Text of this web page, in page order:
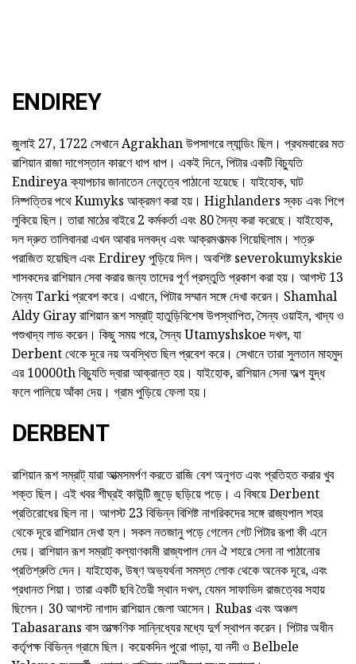
ENDIREY
জুলাই 27, 1722 সেখানে Agrakhan উপসাগরে ল্যান্ডিং ছিল। প্রথমবারের মত
রাশিয়ান রাজা দাগেস্তান কারণে ধাপ ধাপ। একই দিনে, পিটার একটি বিচু্যতি
Endireya ক্যাপচার জানাতেন নেতৃত্বে পাঠানো হয়েছে। যাইহোক, ঘাট
নিষ্পত্তির পথে Kumyks আক্রমণ করা হয়। Highlanders স্কচ এবং পিপে
লুকিয়ে ছিল। তারা মাঠের বাইরে 2 কর্মকর্তা এবং 80 সৈন্য করা করেছে। যাইহোক,
দল দ্রুত তালিবানরা এখন আবার দলবদ্ধ এবং আক্রমণাত্মক গিয়েছিলাম। শত্রু
পরাজিত হয়েছিল এবং Erdirey পুড়িয়ে দিল। অবশিষ্ট severokumykskie
শাসকদের রাশিয়ান সেবা করার জন্য তাদের পূর্ণ প্রস্তুতি প্রকাশ করা হয়। আগস্ট 13
সৈন্য Tarki প্রবেশ করে। এখানে, পিটার সম্মান সঙ্গে দেখা করেন। Shamhal
Aldy Giray রাশিয়ান রূশ সম্রাট্ হাতুড়িবিশেষ উপস্থাপিত, সৈন্য ওয়াইন, খাদ্য ও
পশুখাদ্য লাভ করেন। কিছু সময় পরে, সৈন্য Utamyshskoe দখল, যা
Derbent থেকে দূরে নয় অবস্থিত ছিল প্রবেশ করে। সেখানে তারা সুলতান মাহমুদ
এর 10000th বিচু্যতি দ্বারা আক্রান্ত হয়। যাইহোক, রাশিয়ান সেনা অল্প যুদ্ধ
ফলে পালিয়ে আঁকা দেয়। গ্রাম পুড়িয়ে ফেলা হয়।
DERBENT
রাশিয়ান রূশ সম্রাট্ যারা আত্মসমর্পণ করতে রাজি বেশ অনুগত এবং প্রতিহত করার খুব
শক্ত ছিল। এই খবর শীঘ্রই কাউন্টি জুড়ে ছড়িয়ে পড়ে। এ বিষয়ে Derbent
প্রতিরোধের ছিল না। আগস্ট 23 বিভিন্ন বিশিষ্ট নাগরিকদের সঙ্গে রাজ্যপাল শহর
থেকে দূরে রাশিয়ান দেখা হল। সকল নতজানু পড়ে গেলেন গেট পিটার রূপা কী এনে
দেয়। রাশিয়ান রূশ সম্রাট্ কল্যাণকামী রাজ্যপাল নেন ঐ শহরে সেনা না পাঠানোর
প্রতিশ্রুতি দেন। যাইহোক, উষ্ণ অভ্যর্থনা সমস্ত লোক থেকে অনেক দূরে, এবং
প্রধানত শিয়া। তারা একটি ছবি তৈরী স্থান দখল, যেমন সাফাভিদ রাজত্বের সহায়
ছিলেন। 30 আগস্ট নাগাদ রাশিয়ান জেলা আসেন। Rubas এবং অঞ্চল
Tabasarans বাস তাত্ক্ষণিক সান্নিধ্যের মধ্যে দুর্গ স্থাপন করেন। পিটার অধীন
কর্তৃপক্ষ বিভিন্ন গ্রামে ছিল। কয়েকদিন পুরো পাড়া, যা নদী ও Belbele